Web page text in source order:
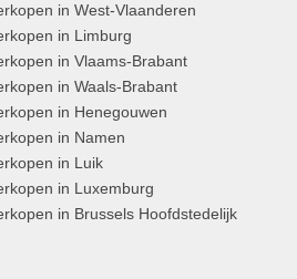
in West-Vlaanderen
in Limburg
in Vlaams-Brabant
in Waals-Brabant
in Henegouwen
in Namen
in Luik
in Luxemburg
in Brussels Hoofdstedelijk